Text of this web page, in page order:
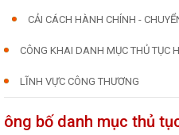
CẢI CÁCH HÀNH CHÍNH -
CÔNG KHAI DANH MỤC THỦ TỤC
LĨNH VỰC CÔNG THƯƠNG
ông bố danh mục thủ